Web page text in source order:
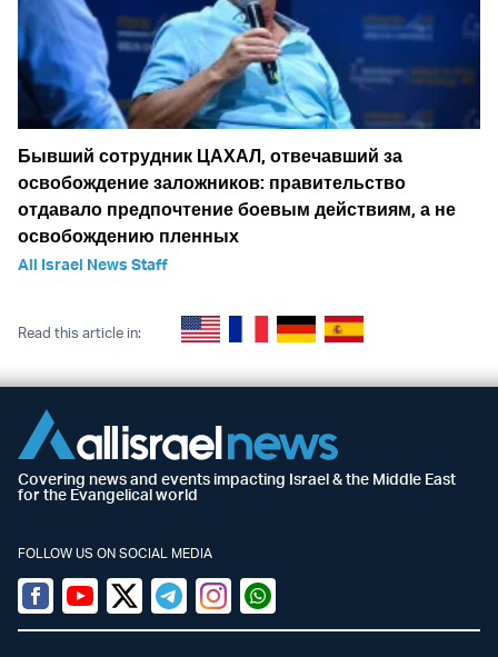
Бывший сотрудник ЦАХАЛ, отвечавший за
освобождение заложников: правительство
отдавало предпочтение боевым действиям, а не
освобождению пленных
All Israel News Staff
Read this article in:
Covering news and events impacting Israel & the Middle East
for the Evangelical world
FOLLOW US ON SOCIAL MEDIA
Facebook
YoutubeTwitter (X)
TelegramInstagramWhatsapp